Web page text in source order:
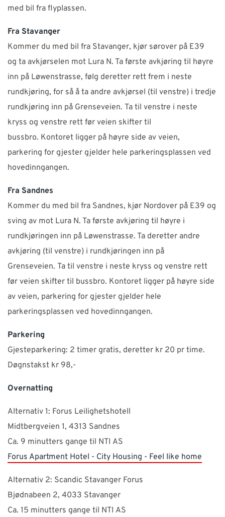
SUPPORT
WEBSHOP
Kontakt
Support: 482 04 400 ( support-no@nti-group.com
Sentralbord: 482 03 300 (
Norge NTI Group
France España
Suomi
Sverige UK
med bil fra flyplassen.
Fra Stavanger
Kommer du med bil fra Stavanger, kjør sørover på E39
og ta avkjørselen mot Lura N. Ta første avkjøring til høyre
inn på Løwenstrasse, følg deretter rett frem i neste
rundkjøring, for så å ta andre avkjørsel (til venstre) i tredje
rundkjøring inn på Grenseveien. Ta til venstre i neste
kryss og venstre rett før veien skifter til
bussbro. Kontoret ligger på høyre side av veien,
parkering for gjester gjelder hele parkeringsplassen ved
hovedinngangen.
Fra Sandnes
Kommer du med bil fra Sandnes, kjør Nordover på E39 og
sving av mot Lura N. Ta første avkjøring til høyre i
rundkjøringen inn på Løwenstrasse. Ta deretter andre
avkjøring (til venstre) i rundkjøringen inn på
Grenseveien. Ta til venstre i neste kryss og venstre rett
før veien skifter til bussbro. Kontoret ligger på høyre side
av veien, parkering for gjester gjelder hele
parkeringsplassen ved hovedinngangen.
Parkering
Gjesteparkering: 2 timer gratis, deretter kr 20 pr time.
Døgnstakst kr 98,-
Overnatting
Alternativ 1: Forus Leilighetshotell
Midtbergveien 1, 4313 Sandnes
Ca. 9 minutters gange til NTI AS
Forus Apartment Hotel - City Housing - Feel like home
Alternativ 2: Scandic Stavanger Forus
Bjødnabeen 2, 4033 Stavanger
Ca. 15 minutters gange til NTI AS